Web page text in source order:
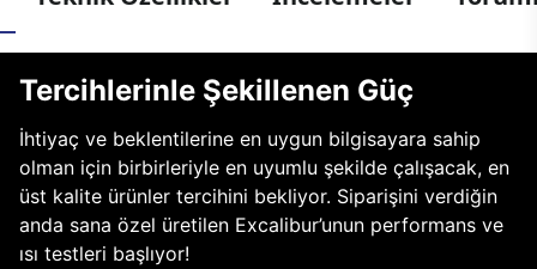
Tercihlerinle Şekillenen Güç
İhtiyaç ve beklentilerine en uygun bilgisayara sahip
olman için birbirleriyle en uyumlu şekilde çalışacak, en
üst kalite ürünler tercihini bekliyor. Siparişini verdiğin
anda sana özel üretilen Excalibur’unun performans ve
ısı testleri başlıyor!